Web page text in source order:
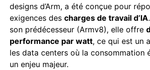
designs d’Arm, a été conçue pour
exigences des charges de travail d’IA
son prédécesseur (Armv8), elle offre
performance par watt, ce qui est un
les data centers où la consommation
un enjeu majeur.